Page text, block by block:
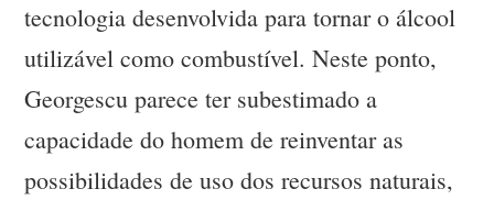
tecnologia desenvolvida para tornar o álcool
utilizável como combustível. Neste ponto,
Georgescu parece ter subestimado a
capacidade do homem de reinventar as
possibilidades de uso dos recursos naturais,